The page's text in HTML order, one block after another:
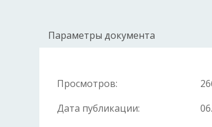
Параметры документа
Просмотров:
Дата публикации: